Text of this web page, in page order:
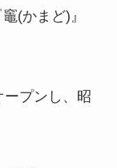
(かまど)』
ープンし、昭